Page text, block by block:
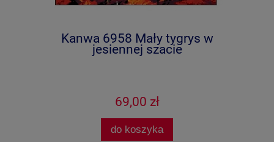
Kanwa 6958 Mały tygrys w
jesiennej szacie
69,00 zł
do koszyka